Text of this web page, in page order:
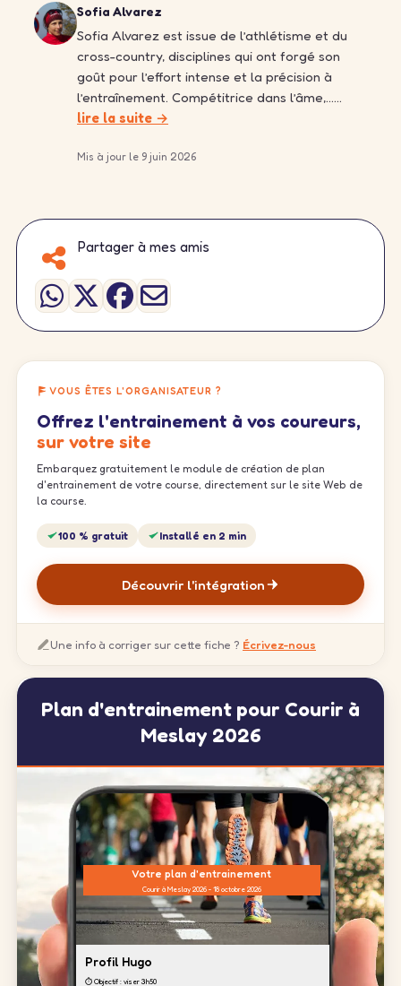
Sofia Alvarez
Sofia Alvarez est issue de l’athlétisme et du
cross-country, disciplines qui ont forgé son
goût pour l’effort intense et la précision à
l’entraînement. Compétitrice dans l’âme,……
lire la suite →
Mis à jour le 9 juin 2026
Partager à mes amis
VOUS ÊTES L'ORGANISATEUR ?
Offrez l'entrainement à vos coureurs,
sur votre site
Embarquez gratuitement le module de création de plan
d'entrainement de votre course, directement sur le site Web de
la course.
100 % gratuit Installé en 2 min
Découvrir l'intégration
Une info à corriger sur cette fiche ? Écrivez-nous
Plan d'entrainement pour Courir à
Meslay 2026
Votre plan d'entrainement
Courir à Meslay 2026 - 18 octobre 2026
Profil Hugo
⏱️ Objectif : viser 3h50